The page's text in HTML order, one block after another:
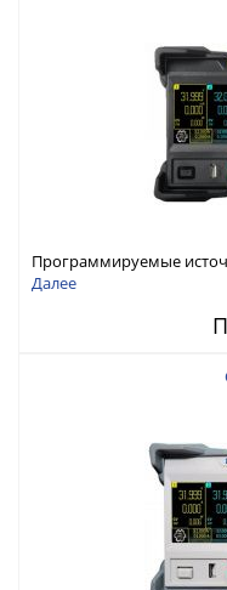
Программируемые
мощностью 222 Вт, 3
Далее